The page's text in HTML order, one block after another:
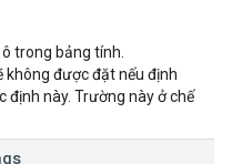
trong bảng tính.
không được đặt nếu định
định này. Trường này ở chế